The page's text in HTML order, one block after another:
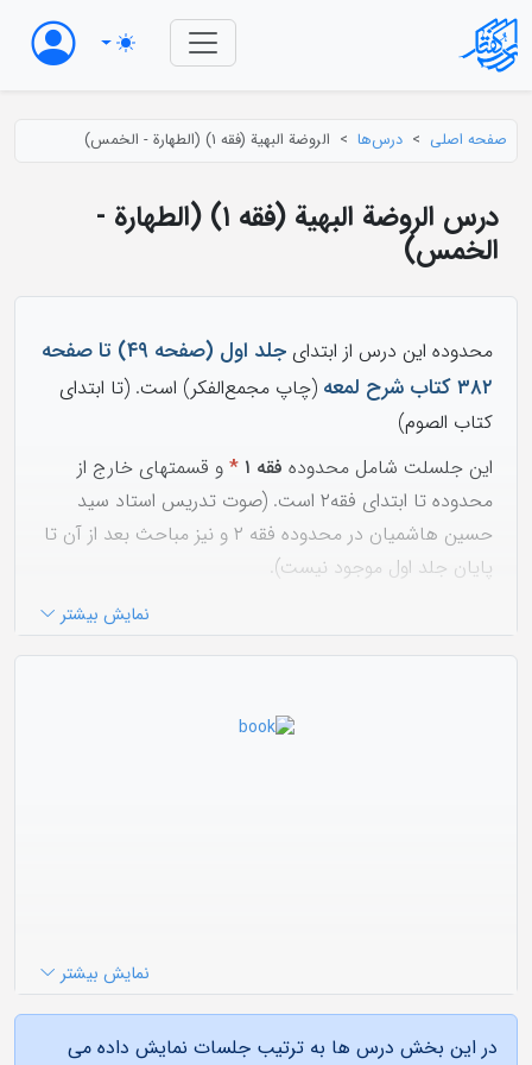
صفحه اصلی درس‌ها الروضة البهیة (فقه ۱) (الطهارة - الخمس)
درس الروضة البهیة (فقه ۱) (الطهارة -
الخمس)
محدوده این درس از ابتدای
جلد اول (صفحه ۴۹) تا صفحه
۳۸۲کتاب شرح لمعه (چاپ مجمع‌الفکر) است. (تا ابتدای
کتاب الصوم)
این جلسلت شامل محدوده فقه ۱ * و قسمتهای خارج از
محدوده تا ابتدای فقه۲ است. (صوت تدریس استاد سید
حسین هاشمیان در محدوده فقه ۲ و نیز مباحث بعد از آن تا
پایان جلد اول موجود نیست).
کتاب الطهارة(۵۵ جلسه)
نمایش بیشتر
«الروضة البهية في شرح اللمعة الدمشقية»اثر شيخ زين‌الدين
بن على بن احمد عاملى، معروف به شهيد ثانى (م ۹۶۶ ق)
نمایش بیشتر
در این بخش درس ها به ترتیب جلسات نمایش داده می